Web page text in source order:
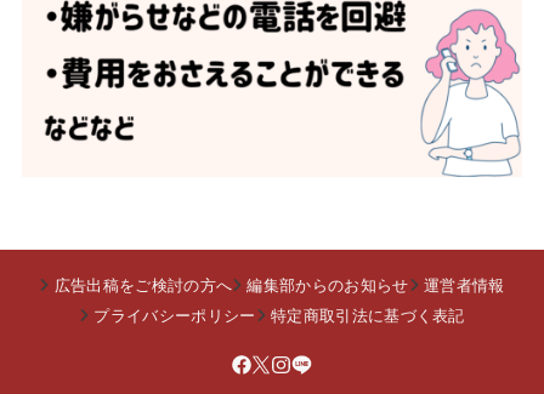
広告出稿をご検討の方へ 編集部からのお知らせ
運営者情報
プライバシーポリシー
特定商取引法に基づく表記